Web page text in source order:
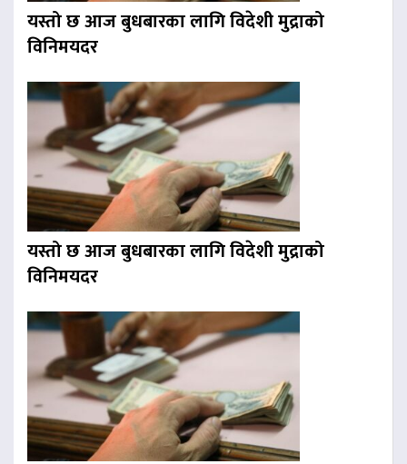
यस्तो छ आज बुधबारका लागि विदेशी मुद्राको
विनिमयदर
यस्तो छ आज बुधबारका लागि विदेशी मुद्राको
विनिमयदर